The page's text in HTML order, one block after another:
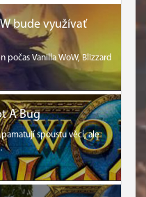
bude využívať
počas Vanilla WoW, Blizzard
A Bug
spoustu věcí, ale